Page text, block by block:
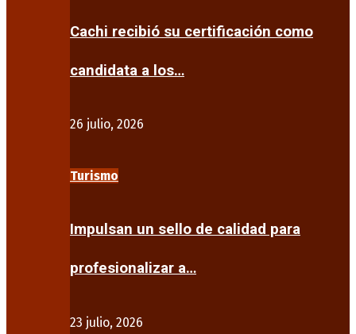
Cachi recibió su certificación como
candidata a los…
26 julio, 2026
Turismo
Impulsan un sello de calidad para
profesionalizar a…
23 julio, 2026